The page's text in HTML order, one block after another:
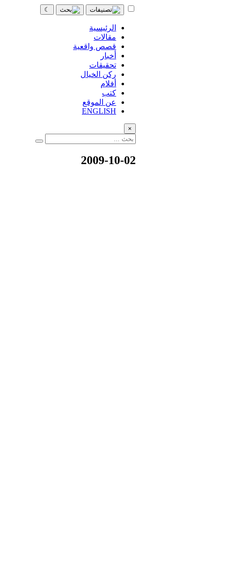
☾
الرئيسية
مقالات
قصص واقعية
أخبار
تحقيقات
ركن الخيال
أفلام
كتب
عن الموقع
ENGLISH
×
2009-10-02